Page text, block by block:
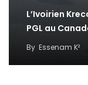
L’Ivoirien
PGL au
By Essenam K²